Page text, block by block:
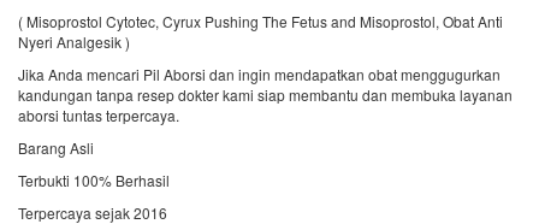
( Misoprostol Cytotec, Cyrux Pushing The Fetus and Misoprostol, Obat Anti
Nyeri Analgesik )
Jika Anda mencari Pil Aborsi dan ingin mendapatkan obat menggugurkan
kandungan tanpa resep dokter kami siap membantu dan membuka layanan
aborsi tuntas terpercaya.
Barang Asli
Terbukti 100% Berhasil
Terpercaya sejak 2016